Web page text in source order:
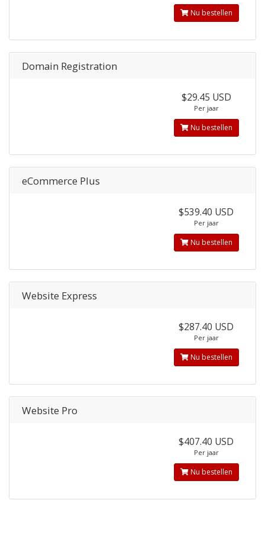
Nu bestellen
Domain Registration
$29.45 USD
Per jaar
Nu bestellen
eCommerce Plus
$539.40 USD
Per jaar
Nu bestellen
Website Express
$287.40 USD
Per jaar
Nu bestellen
Website Pro
$407.40 USD
Per jaar
Nu bestellen